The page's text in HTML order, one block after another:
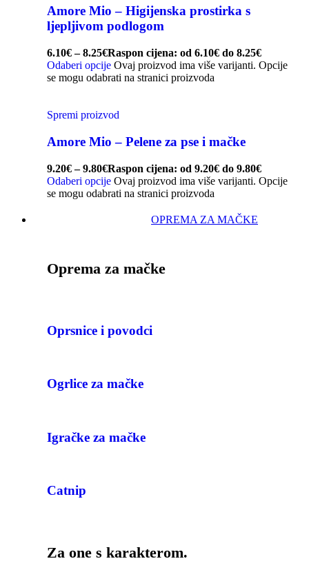
Amore Mio – Higijenska prostirka s
ljepljivom podlogom
6.10€ – 8.25€Raspon cijena: od 6.10€ do 8.25€
Odaberi opcije Ovaj proizvod ima više varijanti. Opcije
se mogu odabrati na stranici proizvoda
Spremi proizvod
Amore Mio – Pelene za pse i mačke
9.20€ – 9.80€Raspon cijena: od 9.20€ do 9.80€
Odaberi opcije Ovaj proizvod ima više varijanti. Opcije
se mogu odabrati na stranici proizvoda
OPREMA ZA MAČKE
Oprema za mačke
Oprsnice i povodci
Ogrlice za mačke
Igračke za mačke
Catnip
Za one s karakterom.